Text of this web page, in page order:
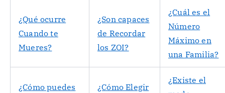
¿Qué ocurre
Cuando te
Mueres?
¿Son capaces
de Recordar
los ZOI?
¿Cuál es el
Número
Máximo en
una Familia?
¿Cómo puedes
¿Cómo Elegir
¿Existe el